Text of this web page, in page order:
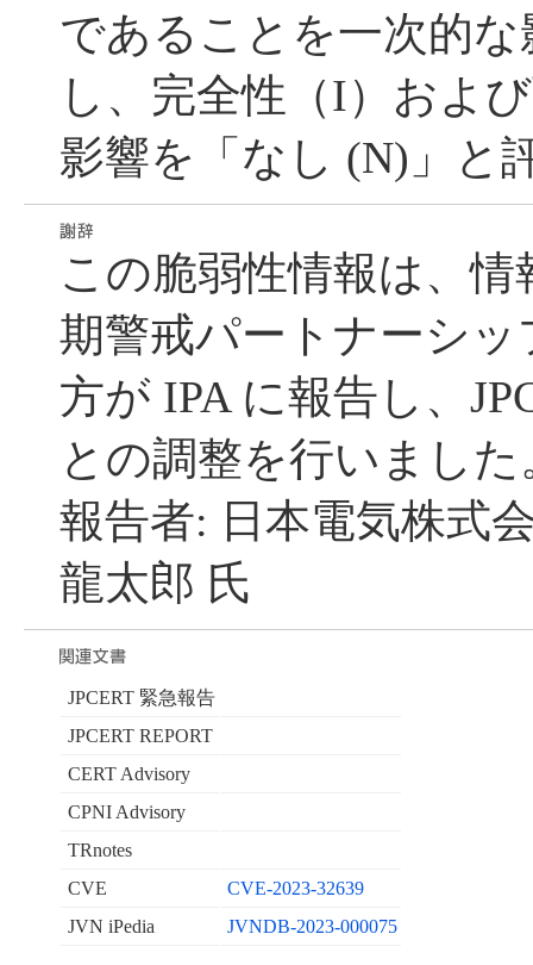
であることを一次的
し、完全性（I）およ
影響を「なし (N)」と
この脆弱性情報は、
期警戒パートナーシ
方が IPA に報告し、
との調整を行いました
報告者: 日本電気株式
龍太郎 氏
JPCERT 緊急報告
JPCERT REPORT
CERT Advisory
CPNI Advisory
TRnotes
CVE
CVE-2023-32639
JVN iPedia
JVNDB-2023-000075